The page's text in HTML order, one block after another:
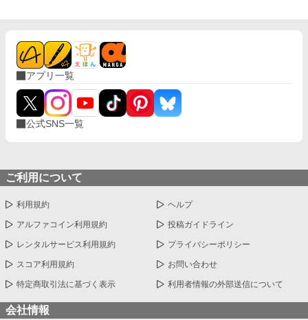
たとき、三人は神の理に逆らう禁忌の魔術を実行する。 それは、
自らの命と魔力をルシルの身体へ直接繋ぎ止める『命の共有契
約』だった――。 「君はもう、どこへも行けない。永遠に、私た
ちと共にあるんだ」 死んで逃げることすら許されない豪奢な鳥籠
の中、悪役令息は息が詰まるほど甘い絶望と幸福に溺れていく。
ヤンデレ執着BLファンタジー、ここに開幕。
アプリ一覧
公式SNS一覧
ご利用について
利用規約 ヘルプ
アルファコイン利用規約 投稿ガイドライン
レンタルサービス利用規約 プライバシーポリシー
スコア利用規約 お問い合わせ
特定商取引法に基づく表示 利用者情報の外部送信について
会社情報